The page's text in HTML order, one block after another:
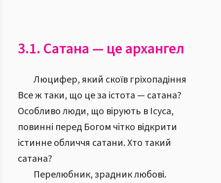
3.1. Сатана — це архангел
Люцифер, який скоїв гріхопадіння
Все ж таки, що це за істота — сатана?
Особливо люди, що вірують в Ісуса,
повинні перед Богом чітко відкрити
істинне обличчя сатани. Хто такий
сатана?
Перелюбник, зрадник любові.